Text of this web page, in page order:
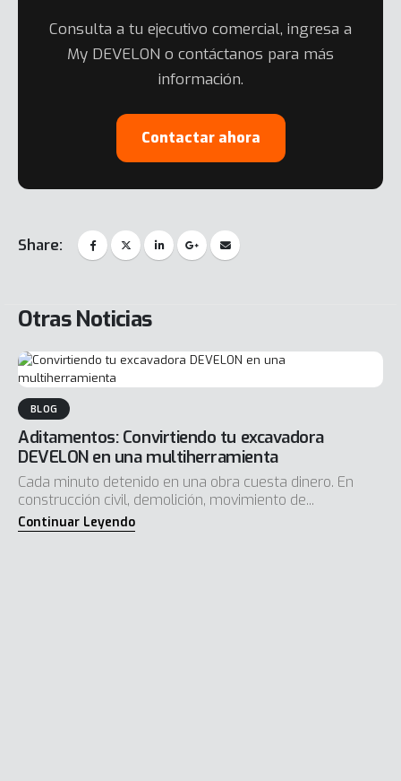
Consulta a tu ejecutivo comercial, ingresa a
My DEVELON o contáctanos para más
información.
Contactar ahora
Share:
Otras Noticias
BLOG
Aditamentos: Convirtiendo tu excavadora
DEVELON en una multiherramienta
Cada minuto detenido en una obra cuesta dinero. En
construcción civil, demolición, movimiento de...